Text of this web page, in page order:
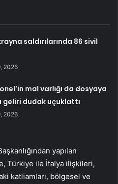
saldırılarında 86 sivil
2026
mal varlığı da dosyaya
geliri dudak uçuklattı
2026
yapılan
Türkiye ile İtalya ilişkileri,
katliamları, bölgesel ve